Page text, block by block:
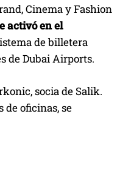
Cinema y Fashion
activó en el
de billetera
de Dubai Airports.
socia de Salik.
de oficinas, se